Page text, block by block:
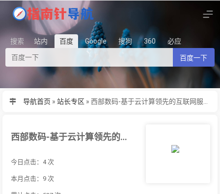
搜索 站内 百度 Google 搜狗 360 必应
百度一下
导航首页 » 站长专区 »
西部数码-基于云计算领先的互联网服务提供商
今日点击：4 次
本月点击：9 次